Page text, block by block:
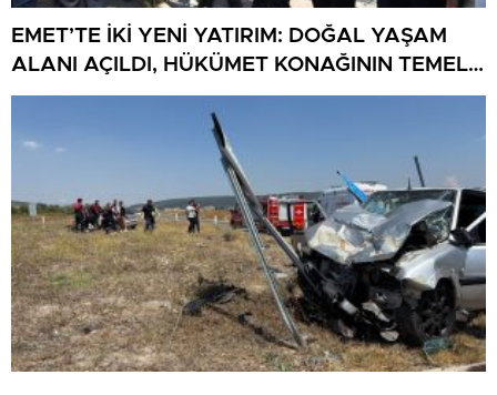
EMET’TE İKİ YENİ YATIRIM: DOĞAL YAŞAM
ALANI AÇILDI, HÜKÜMET KONAĞININ TEMELİ
ATILDI